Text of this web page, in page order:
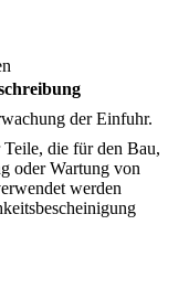
der Einfuhr.
die für den Bau,
oder Wartung von
werden